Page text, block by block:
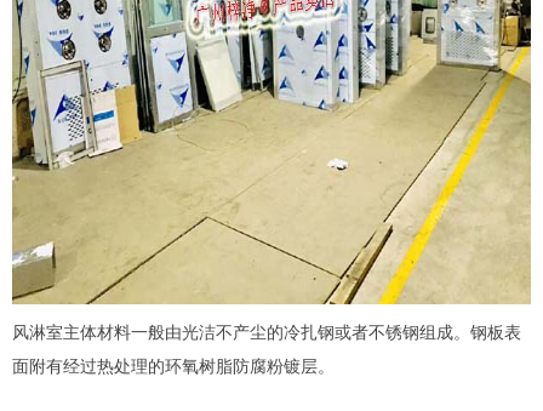
风淋室主体材料一般由光洁不产尘的冷扎钢或者不锈钢组成。钢板表
面附有经过热处理的环氧树脂防腐粉镀层。